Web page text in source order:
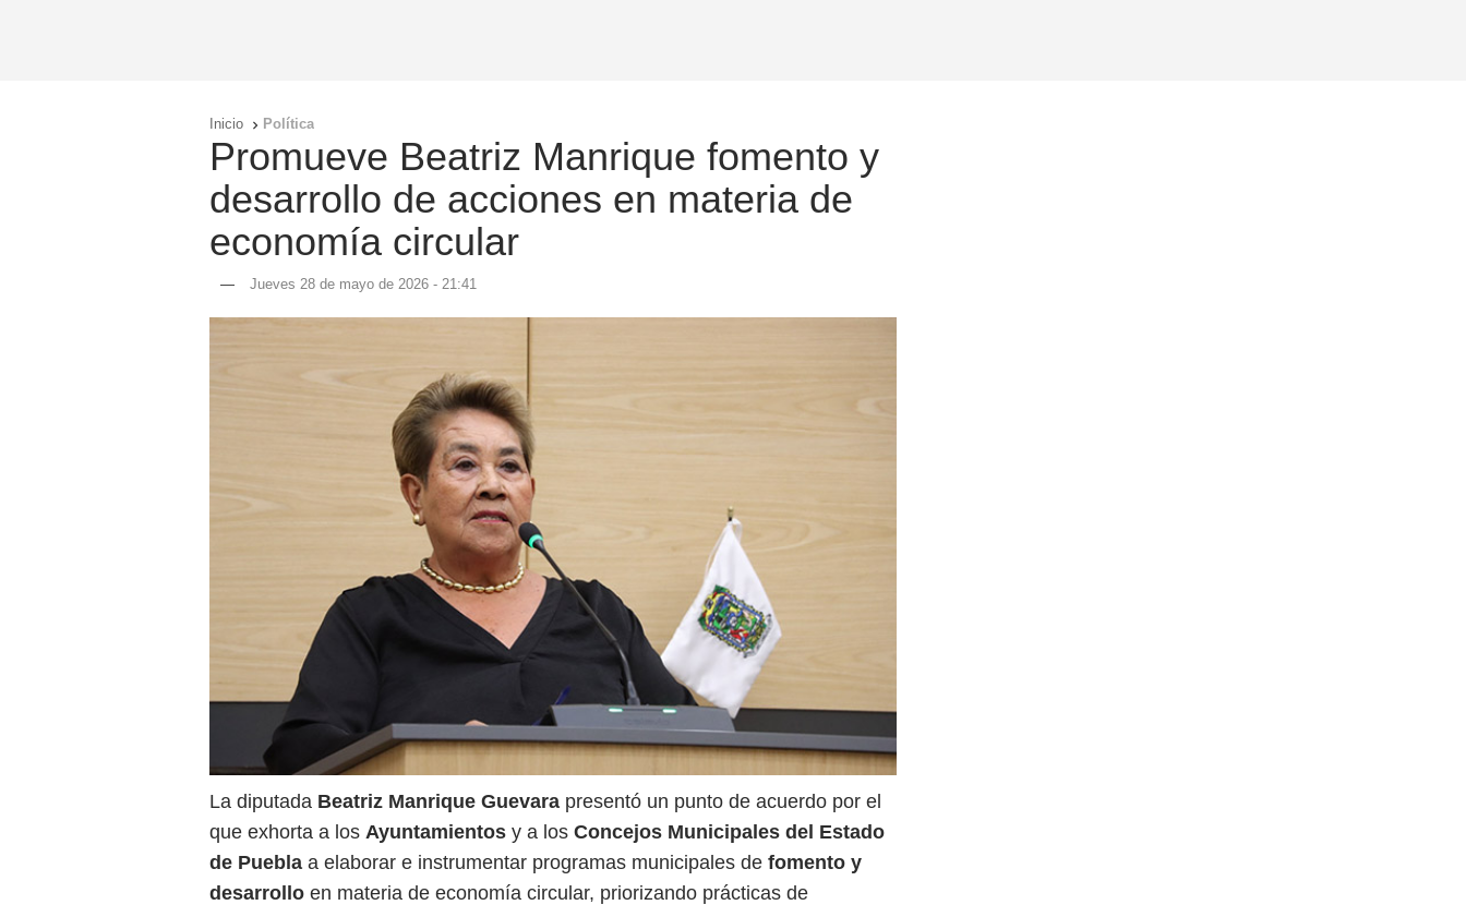
Inicio  Política
Promueve Beatriz Manrique fomento y
desarrollo de acciones en materia de
economía circular
— Jueves 28 de mayo de 2026 - 21:41
La diputada Beatriz Manrique Guevara presentó un punto de acuerdo por el
que exhorta a los Ayuntamientos y a los Concejos Municipales del Estado
de Puebla a elaborar e instrumentar programas municipales de fomento y
desarrollo en materia de economía circular, priorizando prácticas de